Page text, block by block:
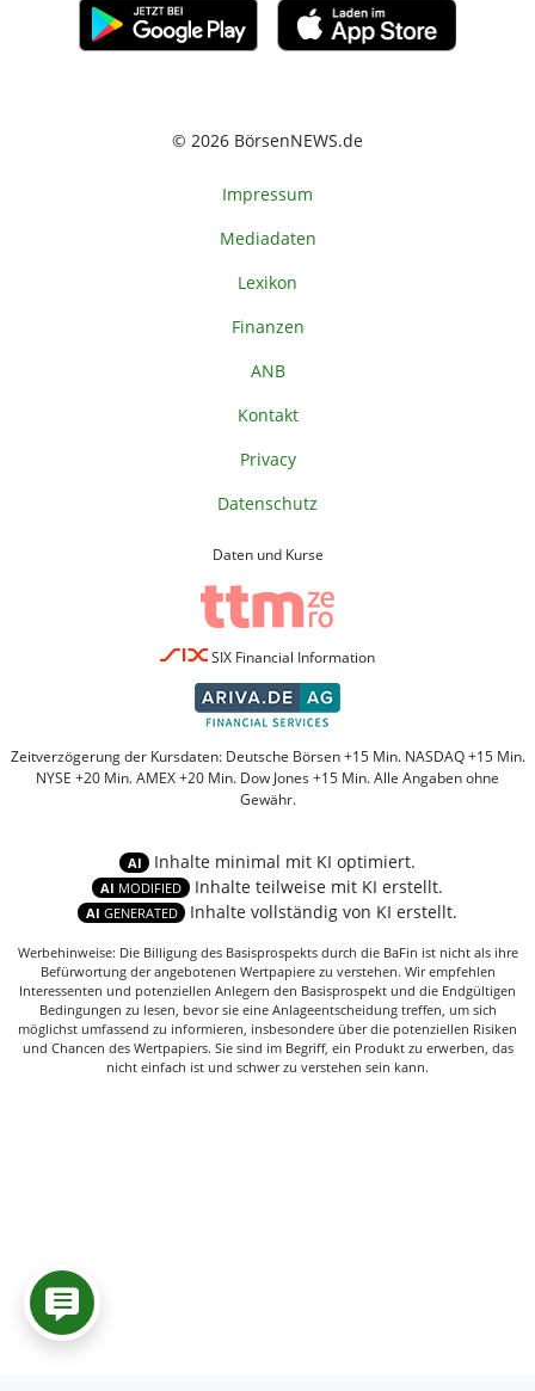
© 2026 BörsenNEWS.de
Impressum
Mediadaten
Lexikon
Finanzen
ANB
Kontakt
Privacy
Datenschutz
Daten und Kurse
SIX Financial Information
Zeitverzögerung der Kursdaten: Deutsche Börsen +15 Min. NASDAQ +15 Min.
NYSE +20 Min. AMEX +20 Min. Dow Jones +15 Min. Alle Angaben ohne
Gewähr.
AI Inhalte minimal mit KI optimiert.
AI MODIFIED Inhalte teilweise mit KI erstellt.
AI GENERATED Inhalte vollständig von KI erstellt.
Werbehinweise: Die Billigung des Basisprospekts durch die BaFin ist nicht als ihre
Befürwortung der angebotenen Wertpapiere zu verstehen. Wir empfehlen
Interessenten und potenziellen Anlegern den Basisprospekt und die Endgültigen
Bedingungen zu lesen, bevor sie eine Anlageentscheidung treffen, um sich
möglichst umfassend zu informieren, insbesondere über die potenziellen Risiken
und Chancen des Wertpapiers. Sie sind im Begriff, ein Produkt zu erwerben, das
nicht einfach ist und schwer zu verstehen sein kann.